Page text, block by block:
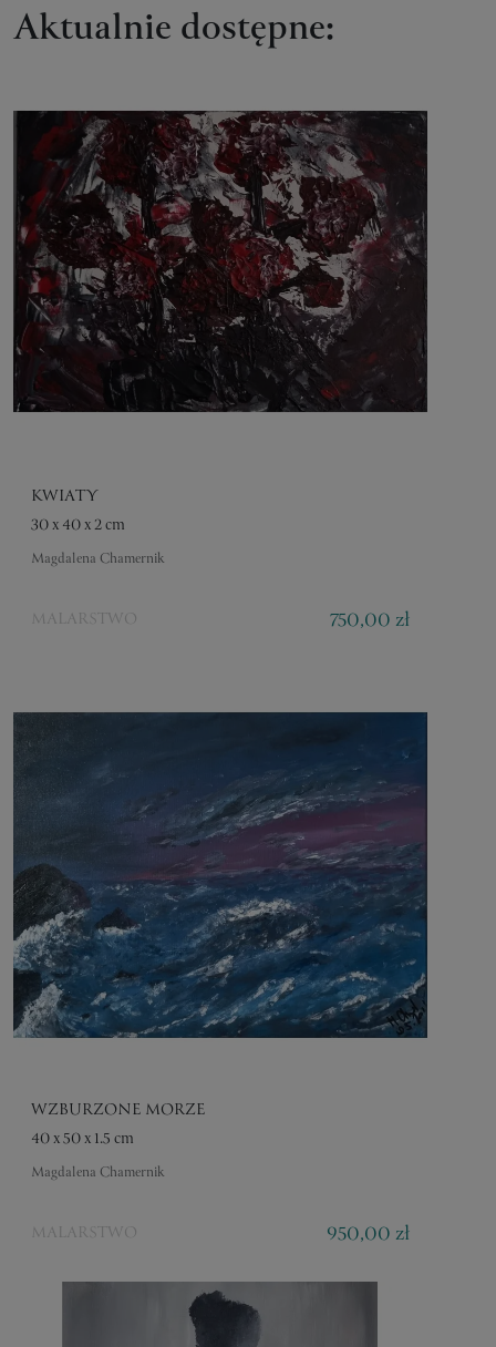
Aktualnie dostępne:
KWIATY
30 x 40 x 2 cm
Magdalena Chamernik
MALARSTWO 750,00 zł
WZBURZONE MORZE
40 x 50 x 1.5 cm
Magdalena Chamernik
MALARSTWO 950,00 zł